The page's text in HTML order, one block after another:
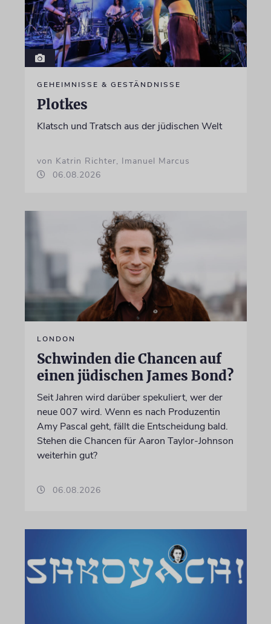
GEHEIMNISSE & GESTÄNDNISSE
Plotkes
Klatsch und Tratsch aus der jüdischen Welt
von Katrin Richter, Imanuel Marcus
06.08.2026
LONDON
Schwinden die Chancen auf
einen jüdischen James Bond?
Seit Jahren wird darüber spekuliert, wer der
neue 007 wird. Wenn es nach Produzentin
Amy Pascal geht, fällt die Entscheidung bald.
Stehen die Chancen für Aaron Taylor-Johnson
weiterhin gut?
06.08.2026